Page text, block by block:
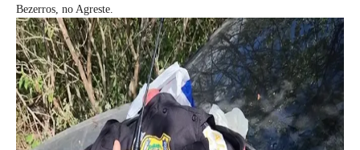
Bezerros, no Agreste.